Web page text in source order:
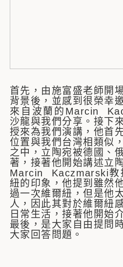
首先，由施富盛老師開
背景後，並感到很榮幸
來自波蘭的Marcin
沙龍與我們分享。接下
授來為我們演講，他首
位置與我們台灣相類似
之中，立陶宛被德國、
著，接著他開始講述立
Marcin Kaczmarski教
紐的印象，他提到雖然
過一次維爾紐，但是他
人，因此其對於維爾紐
日常生活，接著他開始
最後，是大家自由提問
大家回答問題。